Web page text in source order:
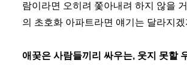
람이라면 오히려 쫓아내려 하지 않을
의 초호화 아파트라면 얘기는 달라지
애꿎은 사람들끼리 싸우는, 웃지 못할